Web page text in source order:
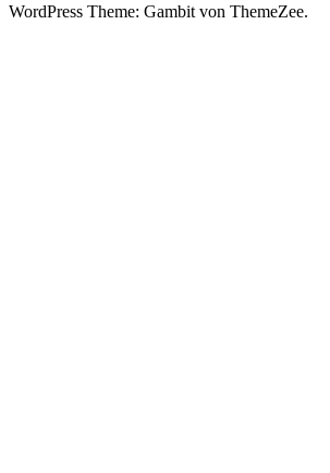
WordPress Theme: Gambit von ThemeZee.